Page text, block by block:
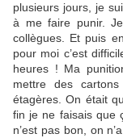
plusieurs jours, je
à me faire punir.
collègues. Et puis
pour moi c’est
heures ! Ma
mettre des
étagères. On était
fin je ne faisais que
n’est pas bon, on